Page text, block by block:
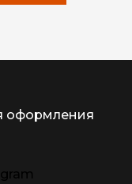
оформления